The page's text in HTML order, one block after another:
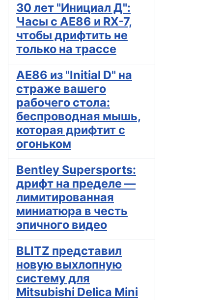
30 лет "Инициал Д":
Часы с AE86 и RX-7,
чтобы дрифтить не
только на трассе
AE86 из "Initial D" на
страже вашего
рабочего стола:
беспроводная мышь,
которая дрифтит с
огоньком
Bentley Supersports:
дрифт на пределе —
лимитированная
миниатюра в честь
эпичного видео
BLITZ представил
новую выхлопную
систему для
Mitsubishi Delica Mini